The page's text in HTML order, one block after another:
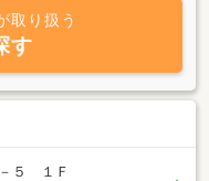
ご相談下さい！おすすめ
お問い合わせをお待ちし
取り扱う
す
５ １Ｆ